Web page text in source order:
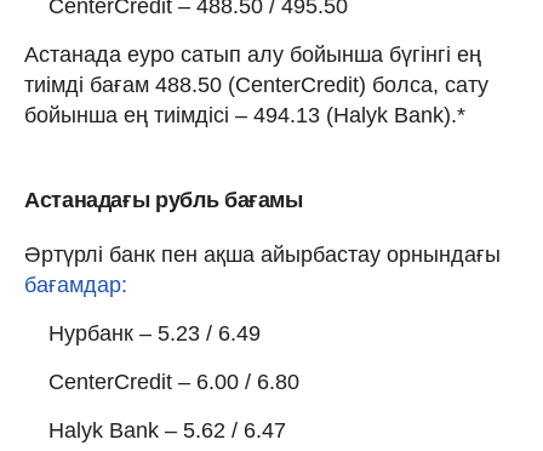
CenterCredit – 488.50 / 495.50
Астанада еуро сатып алу бойынша бүгінгі ең
тиімді бағам 488.50 (CenterCredit) болса, сату
бойынша ең тиімдісі – 494.13 (Halyk Bank).*
Астанадағы рубль бағамы
Әртүрлі банк пен ақша айырбастау орнындағы
бағамдар:
Нурбанк – 5.23 / 6.49
CenterCredit – 6.00 / 6.80
Halyk Bank – 5.62 / 6.47